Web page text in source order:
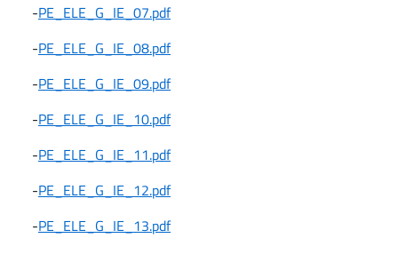
-PE_ELE_G_IE_07.pdf
-PE_ELE_G_IE_08.pdf
-PE_ELE_G_IE_09.pdf
-PE_ELE_G_IE_10.pdf
-PE_ELE_G_IE_11.pdf
-PE_ELE_G_IE_12.pdf
-PE_ELE_G_IE_13.pdf